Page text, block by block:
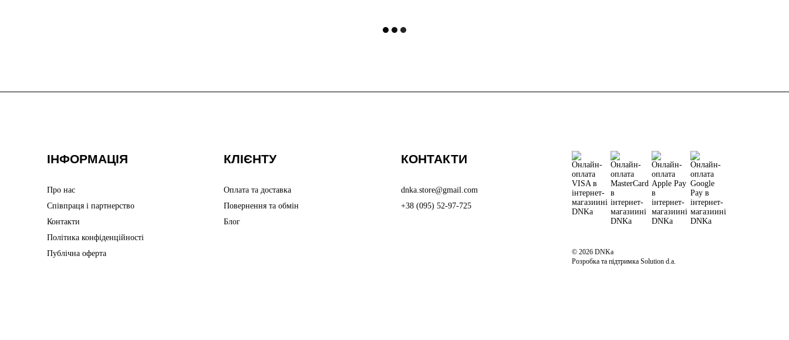
ІНФОРМАЦІЯ
Про нас
Співпраця і партнерство
Контакти
Політика конфіденційності
Публічна оферта
КЛІЄНТУ
Оплата та доставка
Повернення та обмін
Блог
КОНТАКТИ
dnka.store@gmail.com
+38 (095) 52-97-725
© 2026 DNKa
Розробка та підтримка Solution d.a.